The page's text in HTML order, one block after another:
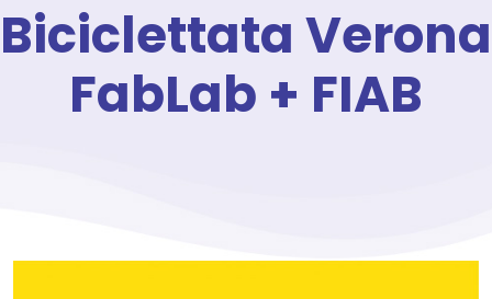
Biciclettata Verona
FabLab + FIAB